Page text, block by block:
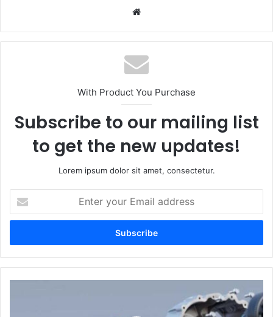
With Product You Purchase
Subscribe to our mailing list
to get the new updates!
Lorem ipsum dolor sit amet, consectetur.
your
Email